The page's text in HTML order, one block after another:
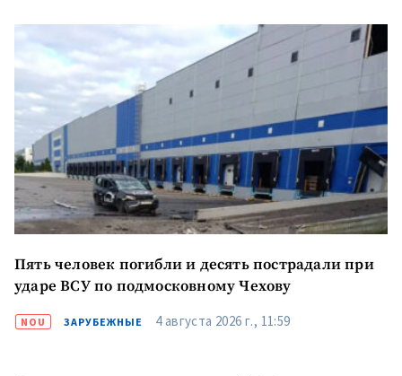
Пять человек погибли и десять пострадали при
ударе ВСУ по подмосковному Чехову
NOU ЗАРУБЕЖНЫЕ 4 августа 2026 г., 11:59
КОНТАКТНЫЙ ИСТОЧНИК
Анонимный источник
Имя + Моё имя
Электронная почта
+ Мой email
Телефон
+ Личный телефон
Я прочитал(а) и согласен(на)
конфиденциальности